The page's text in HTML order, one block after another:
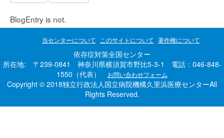
BlogEntry is not.
当センターについて このサイトについて 著作権について
依存症対策全国センター
所在地: 〒239-0841 神奈川県横須賀市野比5-3-1 電話：046-848-
1550（代表）
お問い合わせフォーム
Copyright © 2018独立行政法人国立病院機構久里浜医療センターAll
Rights Reserved.